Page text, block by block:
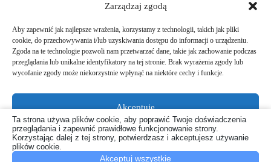
Zarządzaj zgodą
Aby zapewnić jak najlepsze wrażenia, korzystamy z technologii, takich jak pliki
cookie, do przechowywania i/lub uzyskiwania dostępu do informacji o urządzeniu.
Zgoda na te technologie pozwoli nam przetwarzać dane, takie jak zachowanie podczas
przeglądania lub unikalne identyfikatory na tej stronie. Brak wyrażenia zgody lub
wycofanie zgody może niekorzystnie wpłynąć na niektóre cechy i funkcje.
Akceptuję
Odmów
Dodaj komentarz
Copyright © 2026 xportal.pl
Ta strona używa plików cookie, aby poprawić Twoje doświadczenia
przeglądania i zapewnić prawidłowe funkcjonowanie strony.
Korzystając dalej z tej strony, potwierdzasz i akceptujesz używanie
plików cookie.
Akceptuj wszystkie